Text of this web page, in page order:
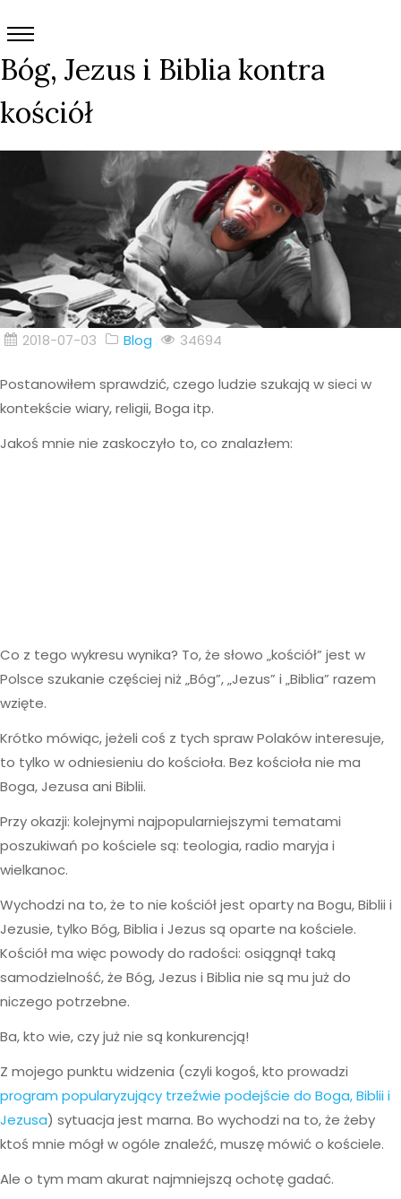
Bóg, Jezus i Biblia kontra
kościół
2018-07-03 Blog 34694
Postanowiłem sprawdzić, czego ludzie szukają w sieci w
kontekście wiary, religii, Boga itp.
Jakoś mnie nie zaskoczyło to, co znalazłem:
Co z tego wykresu wynika? To, że słowo „kościół” jest w
Polsce szukanie częściej niż „Bóg”, „Jezus” i „Biblia” razem
wzięte.
Krótko mówiąc, jeżeli coś z tych spraw Polaków interesuje,
to tylko w odniesieniu do kościoła. Bez kościoła nie ma
Boga, Jezusa ani Biblii.
Przy okazji: kolejnymi najpopularniejszymi tematami
poszukiwań po kościele są: teologia, radio maryja i
wielkanoc.
Wychodzi na to, że to nie kościół jest oparty na Bogu, Biblii i
Jezusie, tylko Bóg, Biblia i Jezus są oparte na kościele.
Kościół ma więc powody do radości: osiągnął taką
samodzielność, że Bóg, Jezus i Biblia nie są mu już do
niczego potrzebne.
Ba, kto wie, czy już nie są konkurencją!
Z mojego punktu widzenia (czyli kogoś, kto prowadzi
program popularyzujący trzeźwie podejście do Boga, Biblii i
Jezusa) sytuacja jest marna. Bo wychodzi na to, że żeby
ktoś mnie mógł w ogóle znaleźć, muszę mówić o kościele.
Ale o tym mam akurat najmniejszą ochotę gadać.